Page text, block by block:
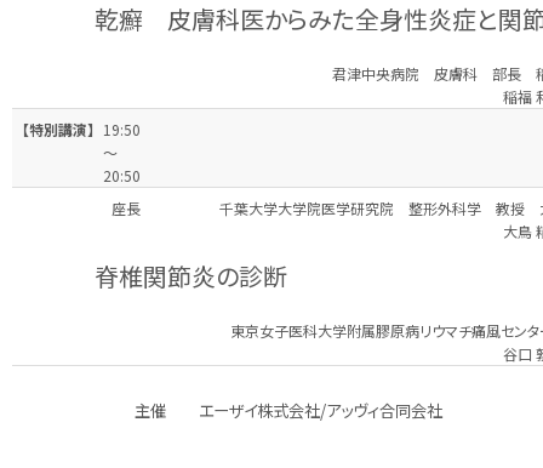
乾癬 皮膚科医からみた全身性炎症と関
君津中央病院 皮膚科 部長
稲福
【特別講演】 19:50
～
20:50
座長
千葉大学大学院医学研究院 整形外科学 教授
大鳥
脊椎関節炎の診断
東京女子医科大学附属膠原病リウマチ痛風セン
谷口
主催 エーザイ株式会社/アッヴィ合同会社